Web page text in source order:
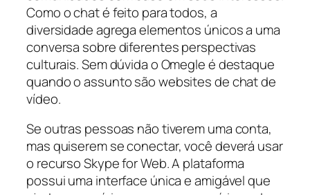
Como o chat é feito para todos, a
diversidade agrega elementos únicos a uma
conversa sobre diferentes perspectivas
culturais. Sem dúvida o Omegle é destaque
quando o assunto são websites de chat de
vídeo.
Se outras pessoas não tiverem uma conta,
mas quiserem se conectar, você deverá usar
o recurso Skype for Web. A plataforma
possui uma interface única e amigável que